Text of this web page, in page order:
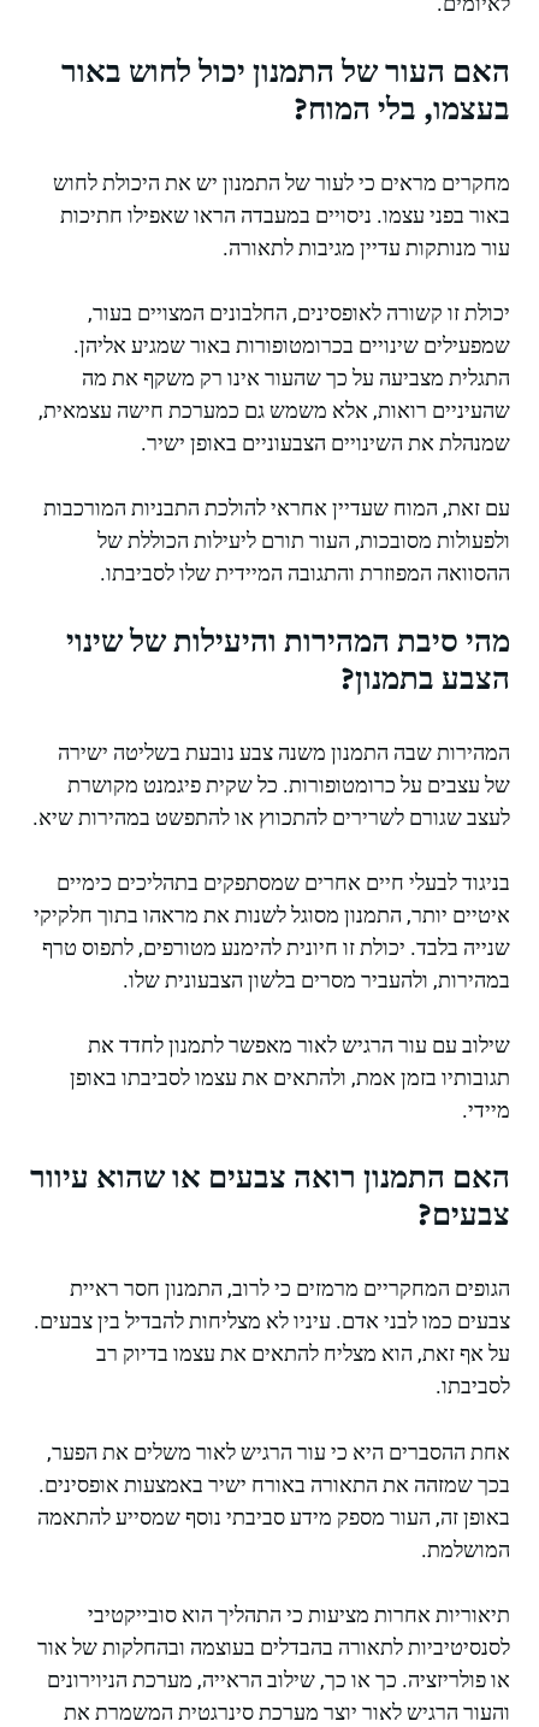
האם העור של התמנון יכול לחוש באור
בעצמו, בלי המוח?
מחקרים מראים כי לעור של התמנון יש את היכולת לחוש
באור בפני עצמו. ניסויים במעבדה הראו שאפילו חתיכות
עור מנותקות עדיין מגיבות לתאורה.
יכולת זו קשורה לאופסינים, החלבונים המצויים בעור,
שמפעילים שינויים בכרומטופורות באור שמגיע אליהן.
התגלית מצביעה על כך שהעור אינו רק משקף את מה
שהעיניים רואות, אלא משמש גם כמערכת חישה עצמאית,
שמנהלת את השינויים הצבעוניים באופן ישיר.
עם זאת, המוח שעדיין אחראי להולכת התבניות המורכבות
ולפעולות מסובכות, העור תורם ליעילות הכוללת של
ההסוואה המפוזרת והתגובה המיידית שלו לסביבתו.
מהי סיבת המהירות והיעילות של שינוי
הצבע בתמנון?
המהירות שבה התמנון משנה צבע נובעת בשליטה ישירה
של עצבים על כרומטופורות. כל שקית פיגמנט מקושרת
לעצב שגורם לשרירים להתכווץ או להתפשט במהירות שיא.
בניגוד לבעלי חיים אחרים שמסתפקים בתהליכים כימיים
איטיים יותר, התמנון מסוגל לשנות את מראהו בתוך חלקיקי
שנייה בלבד. יכולת זו חיונית להימנע מטורפים, לתפוס טרף
במהירות, ולהעביר מסרים בלשון הצבעונית שלו.
שילוב עם עור הרגיש לאור מאפשר לתמנון לחדד את
תגובותיו בזמן אמת, ולהתאים את עצמו לסביבתו באופן
מיידי.
האם התמנון רואה צבעים או שהוא עיוור
צבעים?
הגופים המחקריים מרמזים כי לרוב, התמנון חסר ראיית
צבעים כמו לבני אדם. עיניו לא מצליחות להבדיל בין צבעים.
על אף זאת, הוא מצליח להתאים את עצמו בדיוק רב
לסביבתו.
אחת ההסברים היא כי עור הרגיש לאור משלים את הפער,
בכך שמזהה את התאורה באורח ישיר באמצעות אופסינים.
באופן זה, העור מספק מידע סביבתי נוסף שמסייע להתאמה
המושלמת.
תיאוריות אחרות מציעות כי התהליך הוא סובייקטיבי
לסנסיטיביות לתאורה בהבדלים בעוצמה ובהחלקות של אור
או פולריזציה. כך או כך, שילוב הראייה, מערכת הניוירונים
והעור הרגיש לאור יוצר מערכת סינרגטית המשמרת את